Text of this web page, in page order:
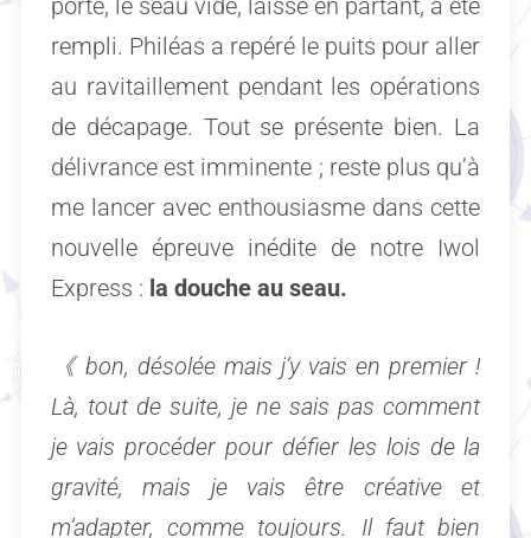
rempli. Philéas a repéré le puits pour aller
au ravitaillement pendant les opérations
de décapage. Tout se présente bien. La
délivrance est imminente ; reste plus qu’à
me lancer avec enthousiasme dans cette
nouvelle épreuve inédite de notre Iwol
Express : la douche au seau.
《 bon, désolée mais j’y vais en premier !
Là, tout de suite, je ne sais pas comment
je vais procéder pour défier les lois de la
gravité, mais je vais être créative et
m’adapter, comme toujours. Il faut bien